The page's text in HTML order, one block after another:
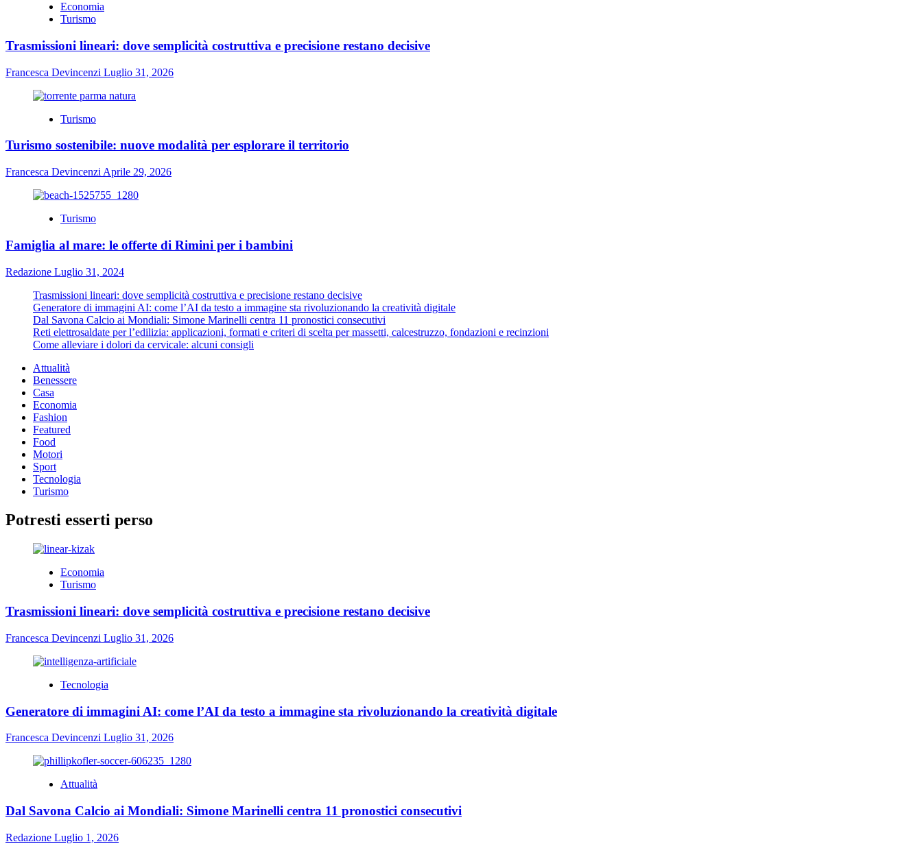
Economia
Turismo
Trasmissioni lineari: dove semplicità costruttiva e precisione restano decisive
Francesca Devincenzi Luglio 31, 2026
Turismo
Turismo sostenibile: nuove modalità per esplorare il territorio
Francesca Devincenzi Aprile 29, 2026
Turismo
Famiglia al mare: le offerte di Rimini per i bambini
Redazione Luglio 31, 2024
Trasmissioni lineari: dove semplicità costruttiva e precisione restano decisive
Generatore di immagini AI: come l’AI da testo a immagine sta rivoluzionando la creatività digitale
Dal Savona Calcio ai Mondiali: Simone Marinelli centra 11 pronostici consecutivi
Reti elettrosaldate per l’edilizia: applicazioni, formati e criteri di scelta per massetti, calcestruzzo, fondazioni e recinzioni
Come alleviare i dolori da cervicale: alcuni consigli
Attualità
Benessere
Casa
Economia
Fashion
Featured
Food
Motori
Sport
Tecnologia
Turismo
Potresti esserti perso
Economia
Turismo
Trasmissioni lineari: dove semplicità costruttiva e precisione restano decisive
Francesca Devincenzi Luglio 31, 2026
Tecnologia
Generatore di immagini AI: come l’AI da testo a immagine sta rivoluzionando la creatività digitale
Francesca Devincenzi Luglio 31, 2026
Attualità
Dal Savona Calcio ai Mondiali: Simone Marinelli centra 11 pronostici consecutivi
Redazione Luglio 1, 2026